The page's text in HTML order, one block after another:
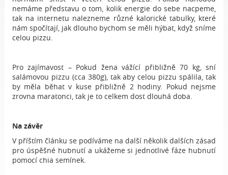
nemáme představu o tom, kolik energie do sebe nacpeme,
tak na internetu nalezneme různé kalorické tabulky, které
nám spočítají, jak dlouho bychom se měli hýbat, když sníme
celou pizzu.
Pro zajímavost – Pokud žena vážící přibližně 70 kg, sní
salámovou pizzu (cca 380g), tak aby celou pizzu spálila, tak
by měla běhat v kuse přibližně 2 hodiny. Pokud nejsme
zrovna maratonci, tak je to celkem dost dlouhá doba.
Na závěr
V příštím článku se podíváme na další několik dalších zásad
pro úspěšné hubnutí a ukážeme si jednotlivé fáze hubnutí
pomocí chia semínek.